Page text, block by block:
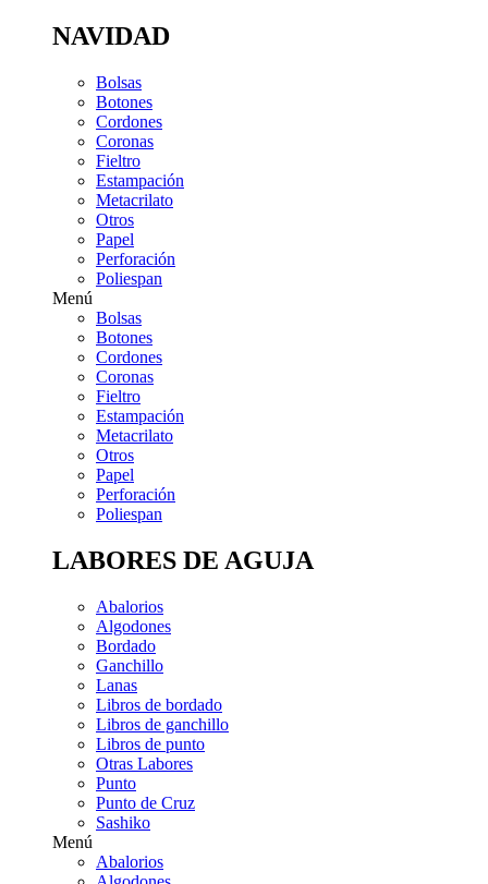
NAVIDAD
Bolsas
Botones
Cordones
Coronas
Fieltro
Estampación
Metacrilato
Otros
Papel
Perforación
Poliespan
Menú
Bolsas
Botones
Cordones
Coronas
Fieltro
Estampación
Metacrilato
Otros
Papel
Perforación
Poliespan
LABORES DE AGUJA
Abalorios
Algodones
Bordado
Ganchillo
Lanas
Libros de bordado
Libros de ganchillo
Libros de punto
Otras Labores
Punto
Punto de Cruz
Sashiko
Menú
Abalorios